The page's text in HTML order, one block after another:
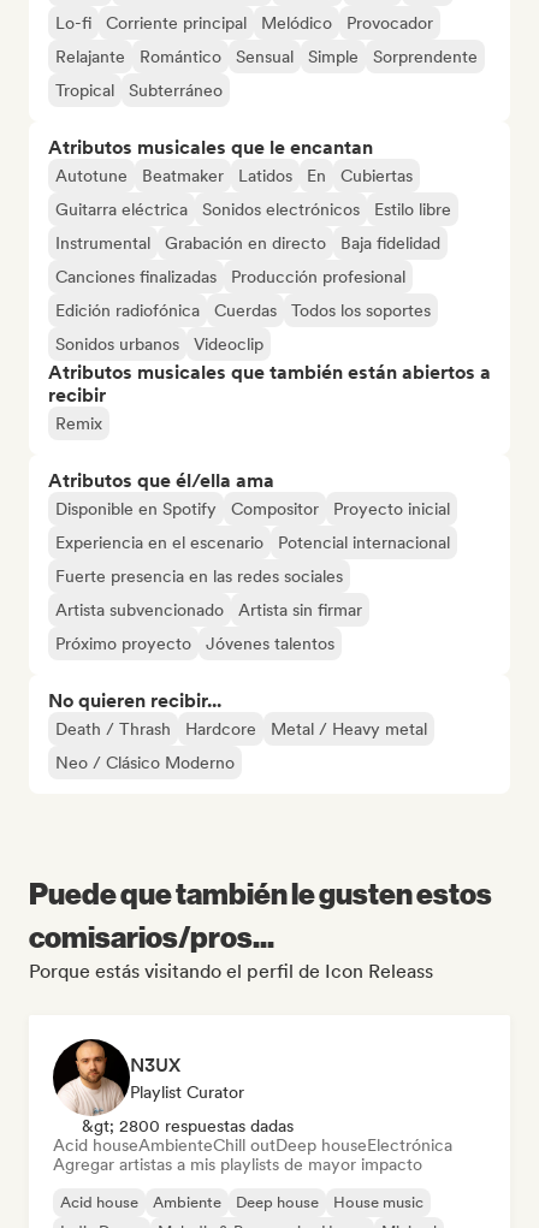
Lo-fi
Corriente principal Melódico
Provocador
Relajante
Romántico Sensual Simple
Sorprendente
Tropical
Subterráneo
Atributos musicales que le encantan
Autotune Beatmaker Latidos En
Cubiertas
Guitarra eléctrica
Sonidos electrónicos
Estilo libre
Instrumental
Grabación en directo
Baja fidelidad
Canciones finalizadas
Producción profesional
Edición radiofónica
Cuerdas
Todos los soportes
Sonidos urbanos
Videoclip
Atributos musicales que también están abiertos a
recibir
Remix
Atributos que él/ella ama
Disponible en Spotify Compositor
Proyecto inicial
Experiencia en el escenario
Potencial internacional
Fuerte presencia en las redes sociales
Artista subvencionado
Artista sin firmar
Próximo proyecto
Jóvenes talentos
No quieren recibir...
Death / Thrash Hardcore
Metal / Heavy metal
Neo / Clásico Moderno
Puede que también le gusten estos
comisarios/pros...
Porque estás visitando el perfil de Icon Releass
N3UX
Playlist Curator
&gt; 2800 respuestas dadas
Acid houseAmbienteChill outDeep houseElectrónica
Agregar artistas a mis playlists de mayor impacto
Acid house Ambiente Deep house
House music